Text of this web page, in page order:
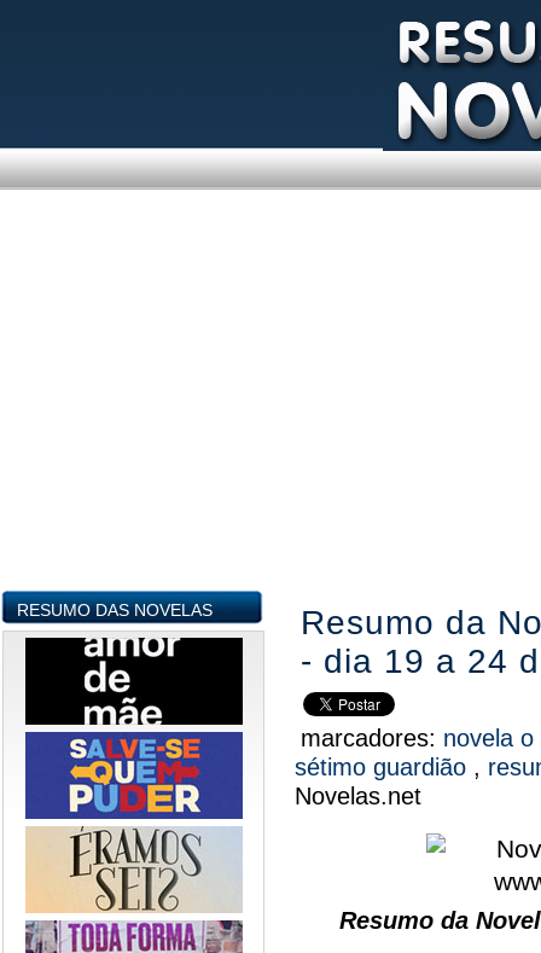
RESUMO DAS NOVELAS
Resumo da
- dia 19 a 24
marcadores: novela
sétimo guardião ,
Novelas.net
Resumo da